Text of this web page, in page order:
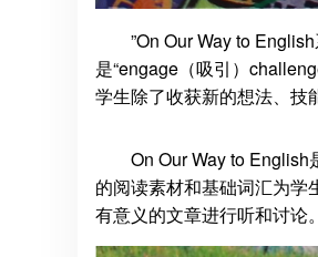
”On Our Way to
是“engage（吸引）
学生除了收获新的想法、技
On Our Way to
的阅读素材和基础词汇为学
有意义的文章进行听和讨论。